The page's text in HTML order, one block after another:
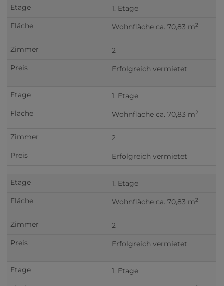
1. Etage
Wohnfläche ca. 70,83 m2
2
Erfolgreich vermietet
1. Etage
Wohnfläche ca. 70,83 m2
2
Erfolgreich vermietet
1. Etage
Wohnfläche ca. 70,83 m2
2
Erfolgreich vermietet
1. Etage